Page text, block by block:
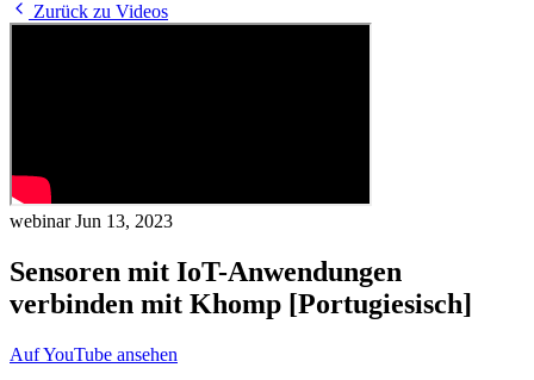
Zurück zu Videos
webinarJun 13, 2023
Sensoren mit IoT-Anwendungen
verbinden mit Khomp [Portugiesisch]
Auf YouTube ansehen